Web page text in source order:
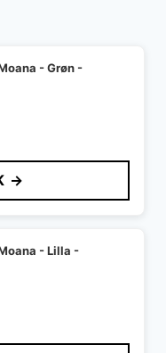
- Grøn -
→
- Lilla -